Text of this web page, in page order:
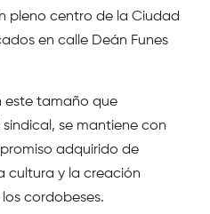
pleno centro de la Ciudad
en calle Deán Funes
este tamaño que
se mantiene con
adquirido de
cultura y la creación
cordobeses.